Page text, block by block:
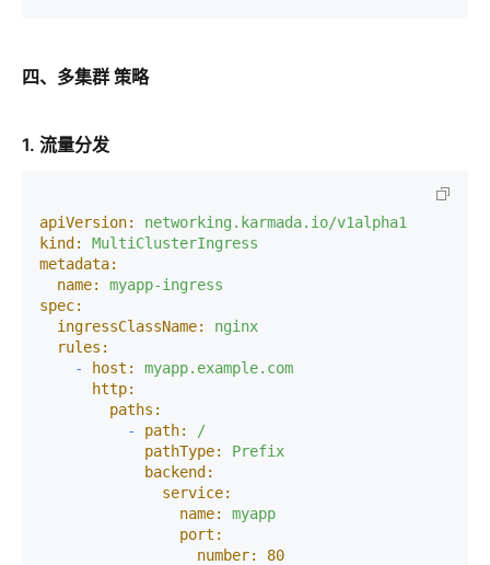
四、多集群 策略
1. 流量分发
apiVersion:
networking.karmada.io/v1alpha1
kind:
MultiClusterIngress
metadata:
name:
myapp-ingress
spec:
ingressClassName:
nginx
rules:
-
host:
myapp.example.com
http:
paths:
-
path:
/
pathType:
Prefix
backend:
service:
name:
myapp
port:
number:
80